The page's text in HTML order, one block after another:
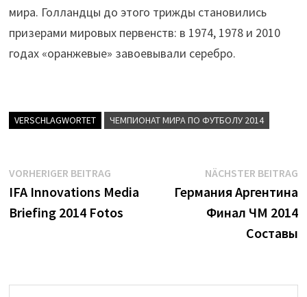
мира. Голландцы до этого трижды становились
призерами мировых первенств: в 1974, 1978 и 2010
годах «оранжевые» завоевывали серебро.
VERSCHLAGWORTET ЧЕМПИОНАТ МИРА ПО ФУТБОЛУ 2014
Beitrags-
Navigation
VORHERIGER BEITRAGVorheriger
Beitrag:
IFA Innovations Media
Briefing 2014 Fotos
NÄCHSTER BEITRAG
Германия Аргентина
Финал ЧМ 2014
Составы